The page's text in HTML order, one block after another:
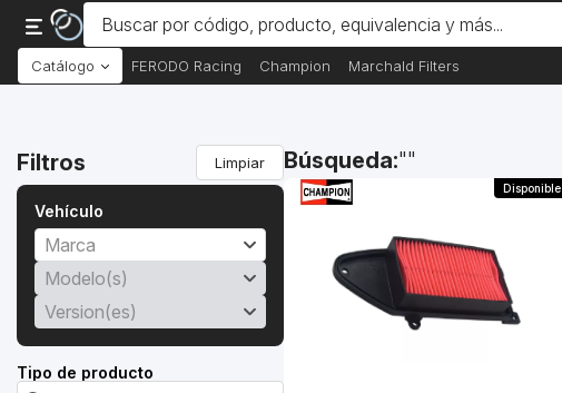
Catálogo FERODO Racing Champion Marchald Filters
Filtros Limpiar
Vehículo
Marca
Modelo(s)
Version(es)
Tipo de producto
Búsqueda:
Disponible